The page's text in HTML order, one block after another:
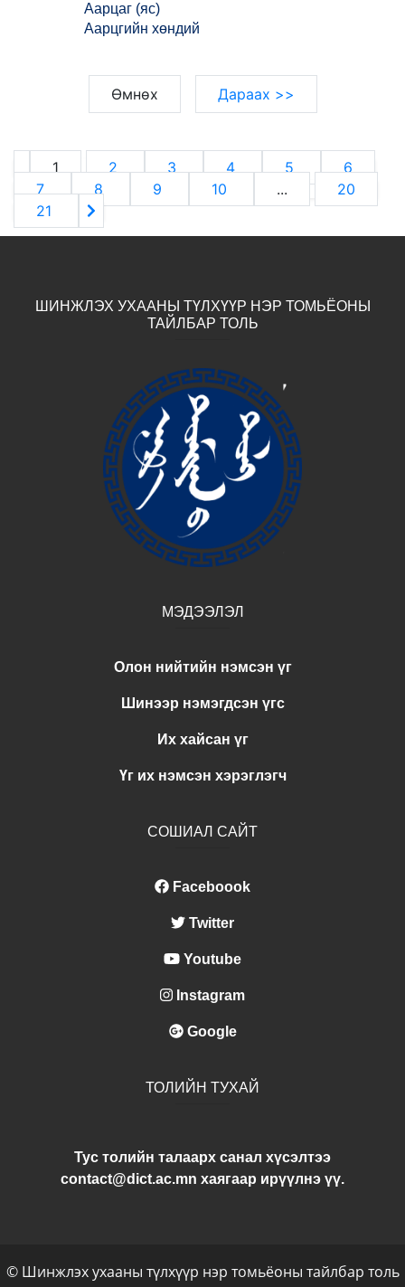
Аарцаг (яс)
Аарцгийн хөндий
Өмнөх Дараах >>
1 2 3 4 5
6
7
8 9 10 ...
20
21
ШИНЖЛЭХ УХААНЫ ТҮЛХҮҮР НЭР ТОМЬЁОНЫ
ТАЙЛБАР ТОЛЬ
МЭДЭЭЛЭЛ
Олон нийтийн нэмсэн үг
Шинээр нэмэгдсэн үгс
Их хайсан үг
Үг их нэмсэн хэрэглэгч
СОШИАЛ САЙТ
Faceboook
Twitter
Youtube
Instagram
Google
ТОЛИЙН ТУХАЙ
Тус толийн талаарх санал хүсэлтээ
contact@dict.ac.mn хаягаар ирүүлнэ үү.
© Шинжлэх ухааны түлхүүр нэр томьёоны тайлбар толь